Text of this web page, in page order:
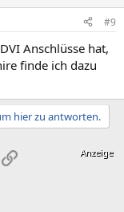
#9
Anschlüsse hat,
finde ich dazu
hier zu antworten.
Link